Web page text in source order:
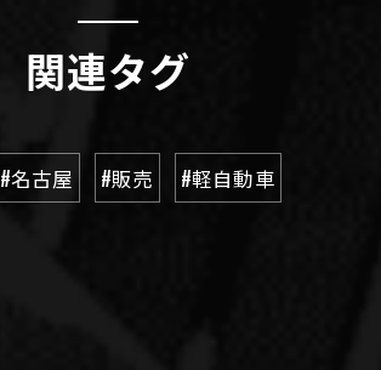
関連タグ
#名古屋 #販売 #軽自動車